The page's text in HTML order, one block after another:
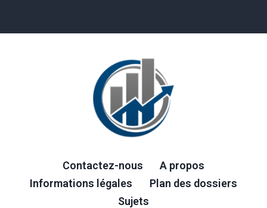
Contactez-nous
A propos
Informations légales
Plan des dossiers
Sujets